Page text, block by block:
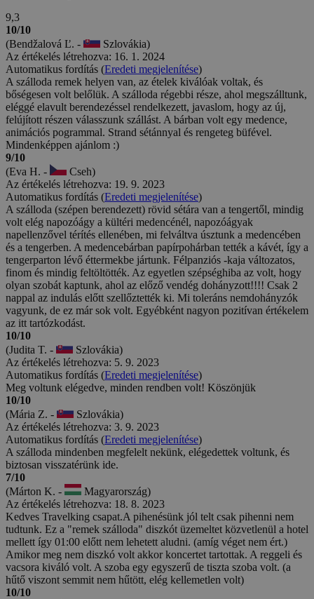
9,3
10/10
(Bendžalová Ľ. -
Szlovákia)
Az értékelés létrehozva: 16. 1. 2024
Automatikus fordítás (Eredeti megjelenítése)
A szálloda remek helyen van, az ételek kiválóak voltak, és
bőségesen volt belőlük. A szálloda régebbi része, ahol megszálltunk,
eléggé elavult berendezéssel rendelkezett, javaslom, hogy az új,
felújított részen válasszunk szállást. A bárban volt egy medence,
animációs pogrammal. Strand sétánnyal és rengeteg büfével.
Mindenképpen ajánlom :)
9/10
(Eva H. -
Cseh)
Az értékelés létrehozva: 19. 9. 2023
Automatikus fordítás (Eredeti megjelenítése)
A szálloda (szépen berendezett) rövid sétára van a tengertől, mindig
volt elég napozóágy a kültéri medencénél, napozóágyak
napellenzővel térítés ellenében, mi felváltva úsztunk a medencében
és a tengerben. A medencebárban papírpohárban tették a kávét, így a
tengerparton lévő éttermekbe jártunk. Félpanziós -kaja változatos,
finom és mindig feltöltötték. Az egyetlen szépséghiba az volt, hogy
olyan szobát kaptunk, ahol az előző vendég dohányzott!!!! Csak 2
nappal az indulás előtt szellőztették ki. Mi toleráns nemdohányzók
vagyunk, de ez már sok volt. Egyébként nagyon pozitívan értékelem
az itt tartózkodást.
10/10
(Judita T. -
Szlovákia)
Az értékelés létrehozva: 5. 9. 2023
Automatikus fordítás (Eredeti megjelenítése)
Meg voltunk elégedve, minden rendben volt! Köszönjük
10/10
(Mária Z. -
Szlovákia)
Az értékelés létrehozva: 3. 9. 2023
Automatikus fordítás (Eredeti megjelenítése)
A szálloda mindenben megfelelt nekünk, elégedettek voltunk, és
biztosan visszatérünk ide.
7/10
(Márton K. -
Magyarország)
Az értékelés létrehozva: 18. 8. 2023
Kedves Travelking csapat.A pihenésünk jól telt csak pihenni nem
tudtunk. Ez a "remek szálloda" diszkót üzemeltet közvetlenül a hotel
mellett így 01:00 előtt nem lehetett aludni. (amíg véget nem ért.)
Amikor meg nem diszkó volt akkor koncertet tartottak. A reggeli és
vacsora kiváló volt. A szoba egy egyszerű de tiszta szoba volt. (a
hűtő viszont semmit nem hűtött, elég kellemetlen volt)
10/10